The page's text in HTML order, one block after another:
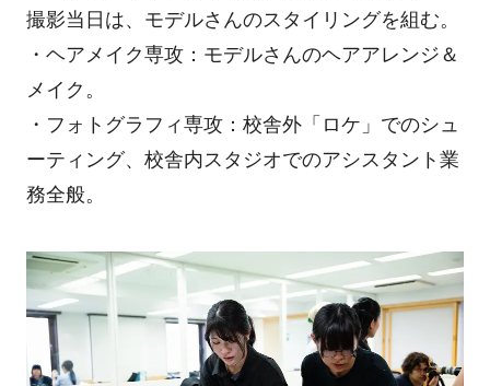
撮影当日は、モデルさんのスタイリングを組む。
・ヘアメイク専攻：モデルさんのヘアアレンジ＆
メイク。
・フォトグラフィ専攻：校舎外「ロケ」でのシュ
ーティング、校舎内スタジオでのアシスタント業
務全般。